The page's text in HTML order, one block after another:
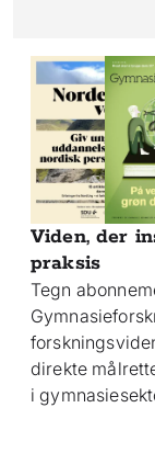
Viden, der
praksis
Tegn
direkte
i